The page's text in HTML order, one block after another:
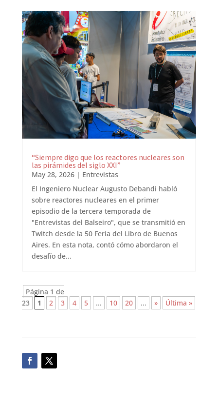
“Siempre digo que los reactores nucleares son
las pirámides del siglo XXI”
May 28, 2026| Entrevistas
El Ingeniero Nuclear Augusto Debandi habló
sobre reactores nucleares en el primer
episodio de la tercera temporada de
"Entrevistas del Balseiro", que se transmitió en
Twitch desde la 50 Feria del Libro de Buenos
Aires. En esta nota, contó cómo abordaron el
desafío de...
Página 1 de
23
1 2 3 4 5 ... 10 20 ... » Última »